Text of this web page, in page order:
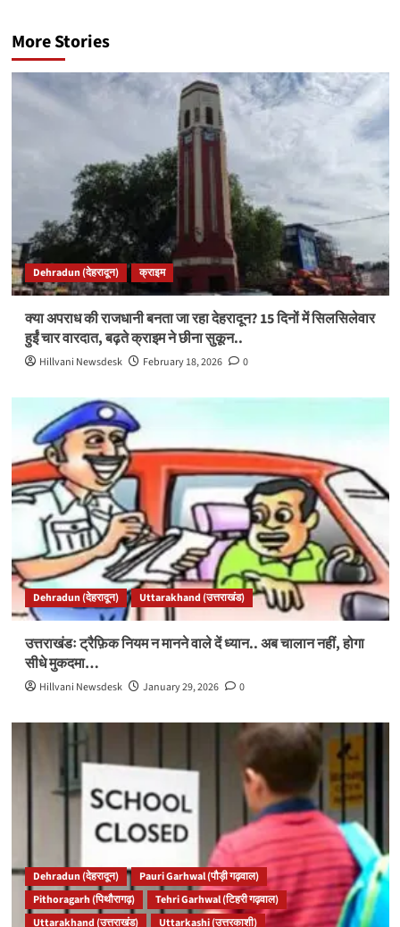
More Stories
Dehradun (देहरादून) क्राइम
क्या अपराध की राजधानी बनता जा रहा देहरादून? 15 दिनों में सिलसिलेवार
हुईं चार वारदात, बढ़ते क्राइम ने छीना सुकून..
Hillvani Newsdesk February 18, 2026 0
Dehradun (देहरादून) Uttarakhand (उत्तराखंड)
उत्तराखंडः ट्रैफ़िक नियम न मानने वाले दें ध्यान.. अब चालान नहीं, होगा
सीधे मुकदमा…
Hillvani Newsdesk January 29, 2026 0
Dehradun (देहरादून)
Pauri Garhwal (पौड़ी गढ़वाल)
Pithoragarh (पिथौरागढ़)
Tehri Garhwal (टिहरी गढ़वाल)
Uttarakhand (उत्तराखंड)
Uttarkashi (उत्तरकाशी)